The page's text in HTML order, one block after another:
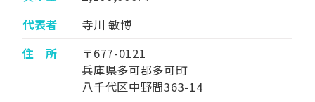
代表者
寺川 敏博
住 所
〒677-0121
兵庫県多可郡多可町
八千代区中野間363-14